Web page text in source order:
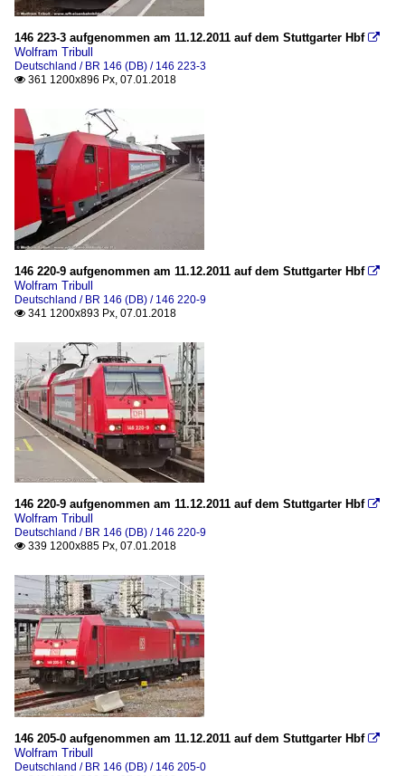
146 223-3 aufgenommen am 11.12.2011 auf dem Stuttgarter Hbf 
Wolfram Tribull
Deutschland / BR 146 (DB) / 146 223-3
 361 1200x896 Px, 07.01.2018
146 220-9 aufgenommen am 11.12.2011 auf dem Stuttgarter Hbf 
Wolfram Tribull
Deutschland / BR 146 (DB) / 146 220-9
 341 1200x893 Px, 07.01.2018
146 220-9 aufgenommen am 11.12.2011 auf dem Stuttgarter Hbf 
Wolfram Tribull
Deutschland / BR 146 (DB) / 146 220-9
 339 1200x885 Px, 07.01.2018
146 205-0 aufgenommen am 11.12.2011 auf dem Stuttgarter Hbf 
Wolfram Tribull
Deutschland / BR 146 (DB) / 146 205-0